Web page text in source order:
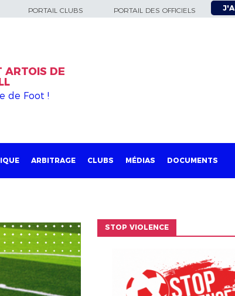
PORTAIL CLUBS PORTAIL DES OFFICIELS
ARTOIS DE
de Foot !
ARBITRAGE CLUBS MÉDIAS DOCUMENTS
STOP VIOLENCE